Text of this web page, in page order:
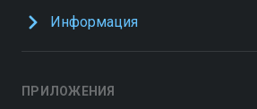
Информация
ПРИЛОЖЕНИЯ